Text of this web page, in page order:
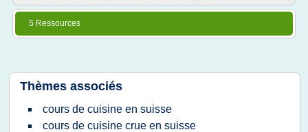
5 Ressources
Thèmes associés
cours de cuisine en suisse
cours de cuisine crue en suisse